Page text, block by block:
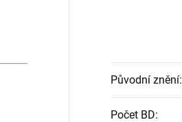
Původní znění:
Počet BD: